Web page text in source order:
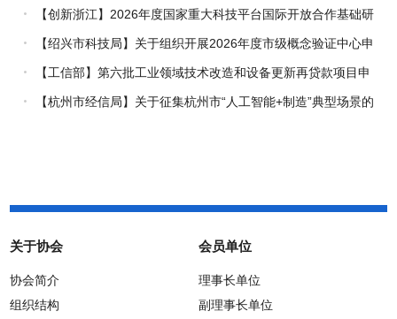
企业推荐工作的通知
【创新浙江】2026年度国家重大科技平台国际开放合作基础研
究专项（试点）项目指南
【绍兴市科技局】关于组织开展2026年度市级概念验证中心申
报工作的通知
【工信部】第六批工业领域技术改造和设备更新再贷款项目申
报工作启动
【杭州市经信局】关于征集杭州市“人工智能+制造”典型场景的
关于协会
协会简介
组织结构
会员单位
理事长单位
副理事长单位